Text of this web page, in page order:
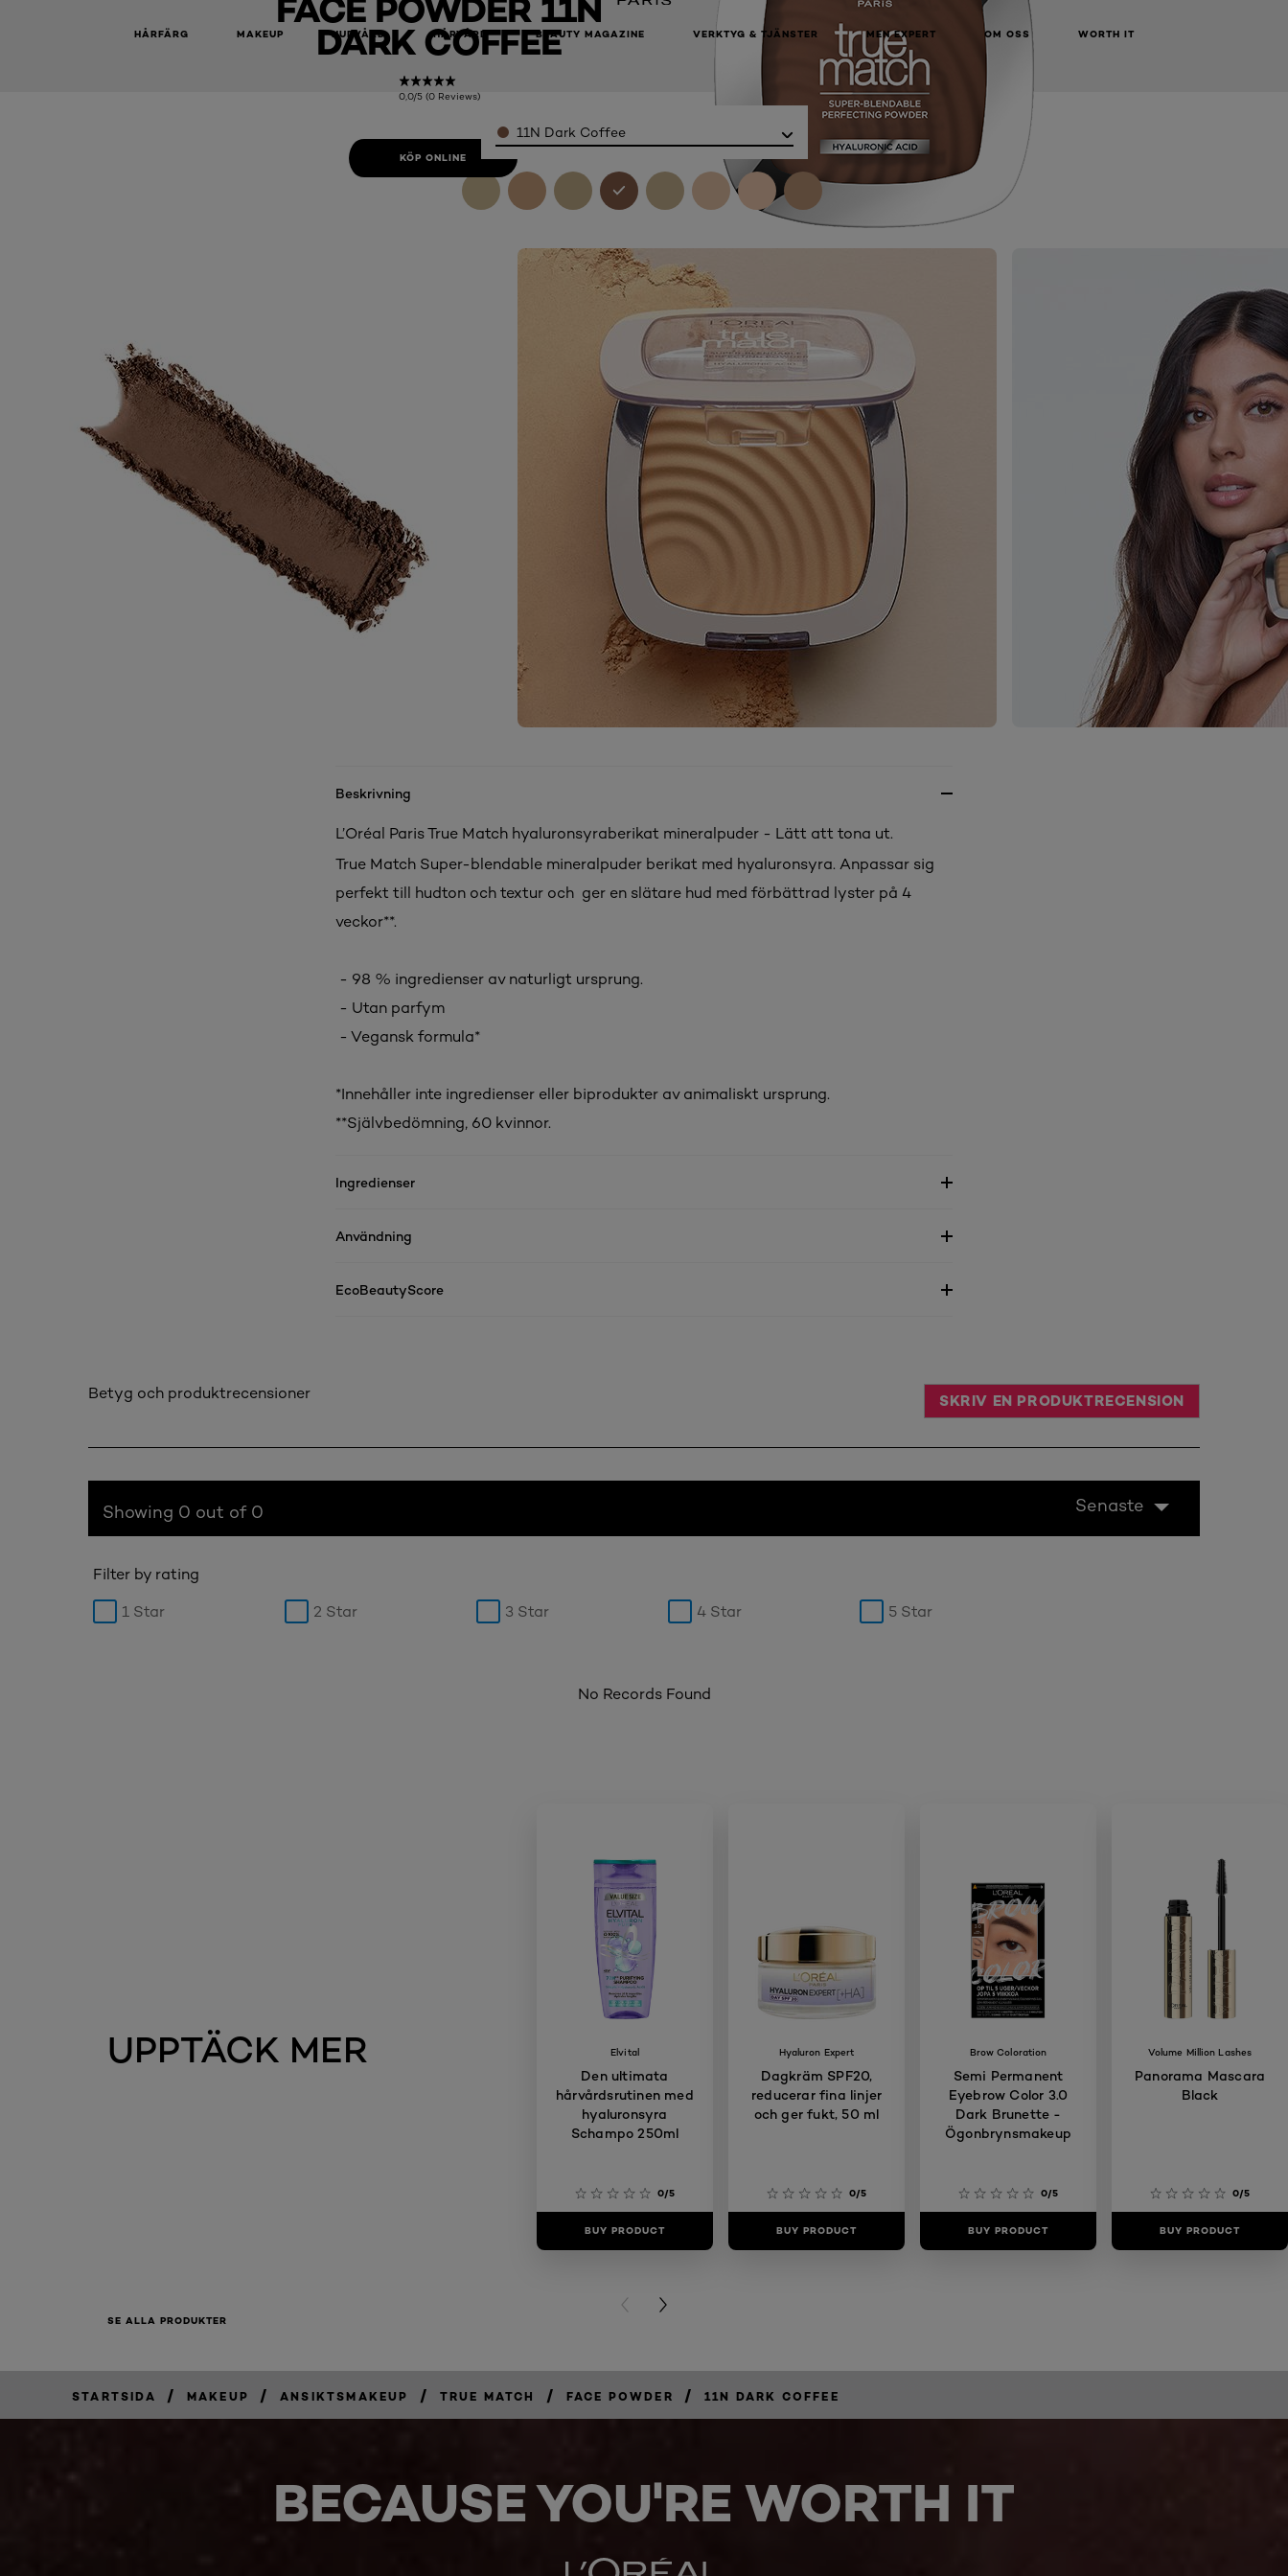
HÅRFÄRG MAKEUP HUDVÅRD HÅRVÅRD BEAUTY MAGAZINE VERKTYG & TJÄNSTER MEN EXPERT OM OSS WORTH IT
DARK COFFEE
0,0/5 (0 Reviews)
KÖP ONLINE
Color11N Dark Coffee
Beskrivning
L’Oréal Paris True Match hyaluronsyraberikat mineralpuder - Lätt att tona ut.
True Match Super-blendable mineralpuder berikat med hyaluronsyra. Anpassar sig
perfekt till hudton och textur och ger en slätare hud med förbättrad lyster på 4
veckor**.
- 98 % ingredienser av naturligt ursprung.
- Utan parfym
- Vegansk formula*
*Innehåller inte ingredienser eller biprodukter av animaliskt ursprung.
**Självbedömning, 60 kvinnor.
Ingredienser
Användning
EcoBeautyScore
Betyg och produktrecensioner SKRIV EN PRODUKTRECENSION
Showing 0 out of 0 Senaste
Filter by rating
1 Star 2 Star 3 Star 4 Star 5 Star
No Records Found
UPPTÄCK MER Elvital
Den ultimata
hårvårdsrutinen med
hyaluronsyra
Schampo 250ml
0/5
BUY PRODUCT
Hyaluron Expert
Dagkräm SPF20,
reducerar fina linjer
och ger fukt, 50 ml
0/5
BUY PRODUCT
Brow Coloration
Semi Permanent
Eyebrow Color 3.0
Dark Brunette -
Ögonbrynsmakeup
0/5
BUY PRODUCT
Volume Million Lashes
Panorama Mascara
Black
0/5
BUY PRODUCT
PREVIOUS CARD
NEXT CARD
SE ALLA PRODUKTER
STARTSIDA / MAKEUP / ANSIKTSMAKEUP / TRUE MATCH / FACE POWDER / 11N DARK COFFEE
BECAUSE YOU'RE WORTH IT